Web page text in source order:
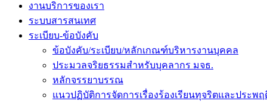
งานบริการของเรา
ระบบสารสนเทศ
ระเบียบ-ข้อบังคับ
ข้อบังคับ/ระเบียบ/หลักเกณฑ์บริหารงานบุคคล
ประมวลจริยธรรมสำหรับบุคลากร มจธ.
หลักจรรยาบรรณ
แนวปฏิบัติการจัดการเรื่องร้องเรียนทุจริตและประพ